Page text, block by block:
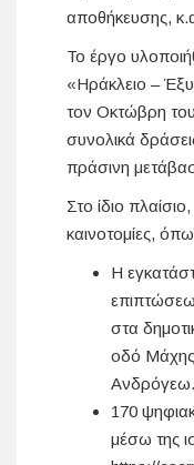
αποθήκευσης,
Το έργο
«Ηράκλειο –
τον Οκτώβρη
συνολικά
πράσινη
Στο ίδιο
καινοτομίες,
Η
στα
οδό Μάχης
Ανδρόγεω.
170
μέσω της